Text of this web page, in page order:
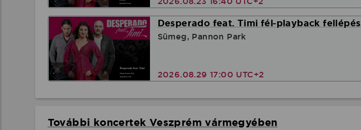
Desperado feat. Timi fél-playback fellépés
Sümeg, Pannon Park
2026.08.29 17:00 UTC+2
További koncertek Veszprém vármegyében